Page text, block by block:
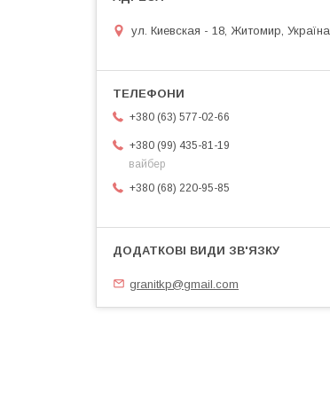
ул. Киевская - 18, Житомир, Україна
+380 (63) 577-02-66
+380 (99) 435-81-19
вайбер
+380 (68) 220-95-85
granitkp@gmail.com